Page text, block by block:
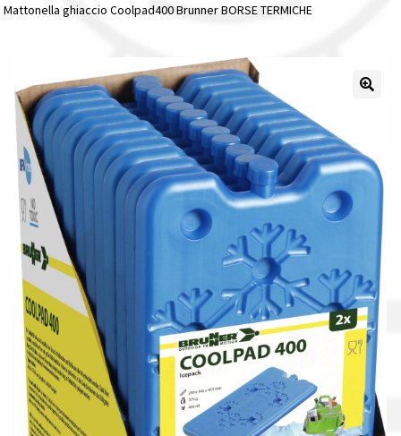
Contatti
Il nostro gruppo acquisti
La nostra azienda
Condizioni generali
Acquisti in rete pubblica amministrazione
Assicurazione integrativa Garanzia3
Bonus fiscali 2025
Diritto di recesso
Garanzia del produttore
Mattonella ghiaccio Coolpad400 Brunner BORSE TERMICHE